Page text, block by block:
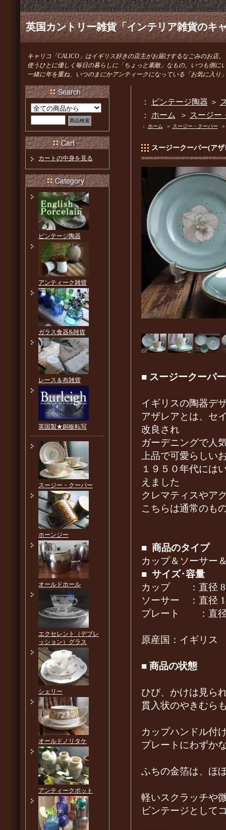
英国カントリー雑貨「インテリア雑貨の
キャリコ「CALICO」はイギリス好きの店主がお届けするなごみのお店。
使うひとに優しく毎日の暮らしに「ちょっと素敵」なもの。いつも側に
一緒に年を重ね、いつのまにかアンティークになっている「お気に入り
： ビンテージ陶器 ＞
： ホーム ＞ スージー
： ホーム ＞ スージー・クーパー
スージークーパー(ア
■ スージークーパ
イギリスの陶器デ
アザレアとは、セ
改良され
ガーデニングで人
上品で可愛らしい
１９５０年代には
えました
クレマティスやア
こちらは通常のも
■ 商品のタイプ
カップ＆ソーサー
■ サイズ･容量
カップ ：直径
ソーサー ：直
プレート ：直径
原産国：イギリ
■ 商品の状態
ひび、かけは見ら
貫入状のやきむら
カップハンドル付
プレートにわずか
ふちの金箔は、ほ
軽いスクラッチや
ビンテージとして
カートの中身を見る
ビンテージ陶器
アンティーク雑貨
ガラス食器&雑貨
レース＆布雑貨
英国製★銅板転写
スージー・クーパー
ホーンジー
オールドホール
エクセレント（デプレ
ッション）グラス
シェリー
オールドノリタケ
アンティークポット